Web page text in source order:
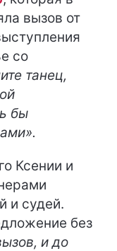
вызов от
со
танец,
бы
Ксении и
и судей.
без
и до